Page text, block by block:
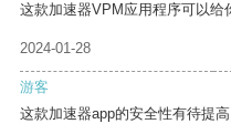
这款加速器VPM应用程序可以给
2024-01-28
游客
这款加速器app的安全性有待提